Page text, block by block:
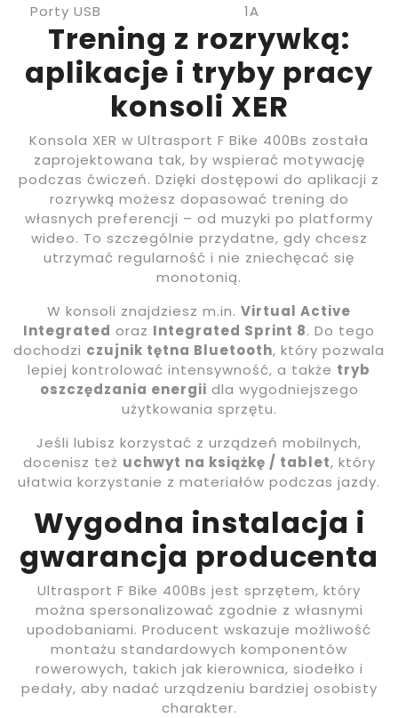
Porty USB
1A
Trening z rozrywką:
aplikacje i tryby pracy
konsoli XER
Konsola XER w Ultrasport F Bike 400Bs została
zaprojektowana tak, by wspierać motywację
podczas ćwiczeń. Dzięki dostępowi do aplikacji z
rozrywką możesz dopasować trening do
własnych preferencji – od muzyki po platformy
wideo. To szczególnie przydatne, gdy chcesz
utrzymać regularność i nie zniechęcać się
monotonią.
W konsoli znajdziesz m.in. Virtual Active
Integrated oraz Integrated Sprint 8. Do tego
dochodzi czujnik tętna Bluetooth, który pozwala
lepiej kontrolować intensywność, a także tryb
oszczędzania energii dla wygodniejszego
użytkowania sprzętu.
Jeśli lubisz korzystać z urządzeń mobilnych,
docenisz też uchwyt na książkę / tablet, który
ułatwia korzystanie z materiałów podczas jazdy.
Wygodna instalacja i
gwarancja producenta
Ultrasport F Bike 400Bs jest sprzętem, który
można spersonalizować zgodnie z własnymi
upodobaniami. Producent wskazuje możliwość
montażu standardowych komponentów
rowerowych, takich jak kierownica, siodełko i
pedały, aby nadać urządzeniu bardziej osobisty
charakter.